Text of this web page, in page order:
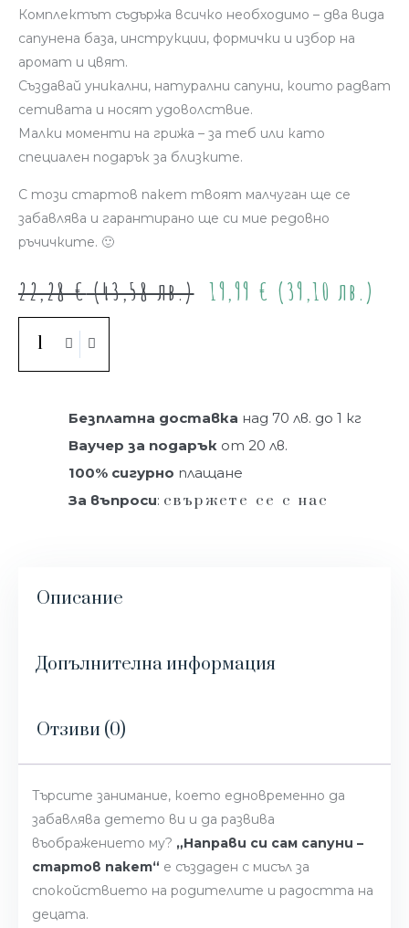
Комплектът съдържа всичко необходимо – два вида
сапунена база, инструкции, формички и избор на
аромат и цвят.
Създавай уникални, натурални сапуни, които радват
сетивата и носят удоволствие.
Малки моменти на грижа – за теб или като
специален подарък за близките.
С този стартов пакет твоят малчуган ще се
забавлява и гарантирано ще си мие редовно
ръчичките. 🙂
22,28€(43,58 лв.) 19,99 € (39,10 лв.)
Безплатна доставка над 70 лв. до 1 кг
Ваучер за подарък от 20 лв.
100% сигурно плащане
За въпроси: свържете се с нас
Описание
Допълнителна информация
Отзиви (0)
Търсите занимание, което едновременно да
забавлява детето ви и да развива
въображението му? „Направи си сам сапуни –
стартов пакет“ е създаден с мисъл за
спокойствието на родителите и радостта на
децата.